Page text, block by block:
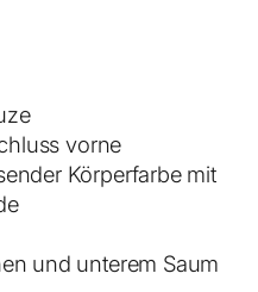
vorne
Körperfarbe mit
und unterem Saum